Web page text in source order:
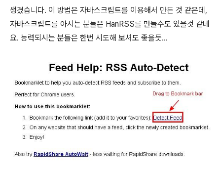
생겼습니다. 이 방법은 자바스크립트를 이용해서 만든 것 같은데,
자바스크립트를 아시는 분들은 HanRSS를 만들수도 있을것 같네
요. 능력되시는 분들은 한번 시도해 보셔도 좋을듯...